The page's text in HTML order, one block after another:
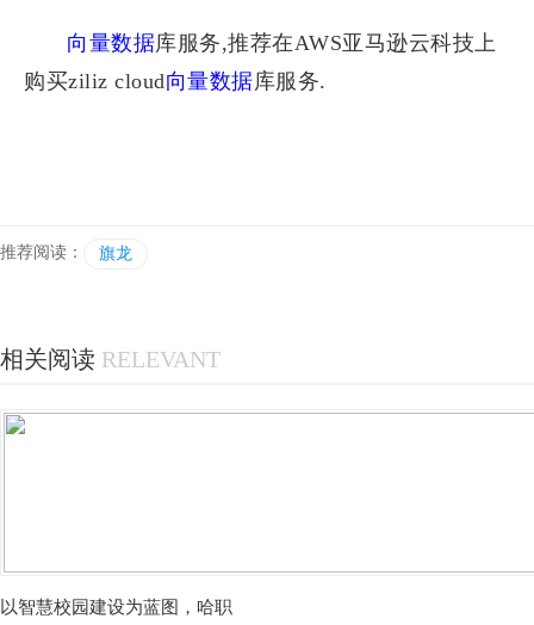
向量数据库服务,推荐在AWS亚马逊云科技上
购买ziliz cloud向量数据库服务.
推荐阅读： 旗龙
相关阅读 RELEVANT
以智慧校园建设为蓝图，哈职